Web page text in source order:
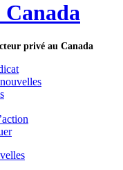
privé au Canada